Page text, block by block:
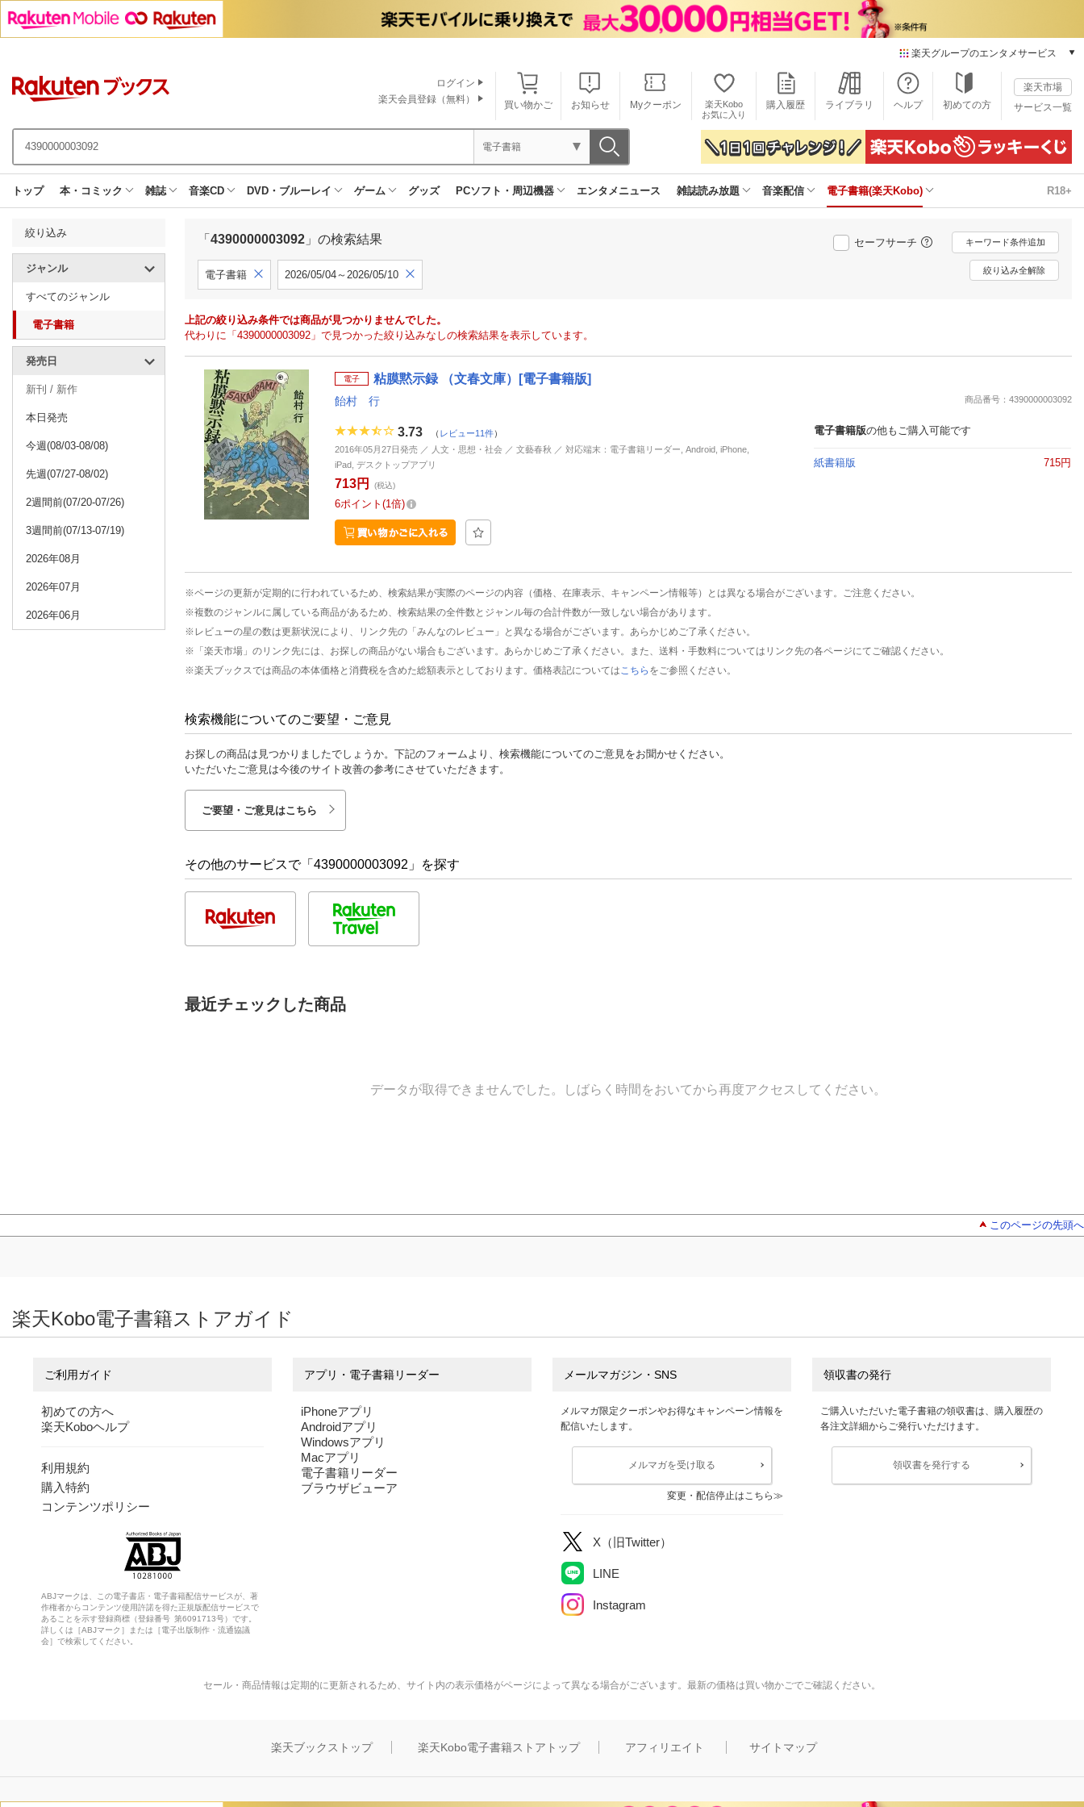
楽天グループのエンタメサービス
本/ゲーム/CD/DVD
楽天ブックス
電子書籍
楽天Kobo
雑誌読み放題
楽天ミュージック
動画配信
楽天TV
動画配信ガイド
推し楽
買い物かご お知らせ Myクーポン
楽天Kobo
お気に入り
購入履歴 ライブラリ ヘルプ 初めての方
楽天市場
サービス一覧
ログイン
楽天会員登録（無料）
電子書籍
トップ 本・コミック 雑誌 音楽CD DVD・ブルーレイ ゲーム グッズ PCソフト・周辺機器 エンタメニュース 雑誌読み放題 音楽配信 電子書籍(楽天Kobo) R18+
絞り込み
ジャンル
すべてのジャンル
電子書籍
発売日
新刊 / 新作
本日発売
今週(08/03-08/08)
先週(07/27-08/02)
2週間前(07/20-07/26)
3週間前(07/13-07/19)
2026年08月
2026年07月
2026年06月
「 4390000003092 」の検索結果 セーフサーチ キーワード条件追加
電子書籍 2026/05/04～2026/05/10 絞り込み全解除
上記の絞り込み条件では商品が見つかりませんでした。
代わりに「4390000003092」で見つかった絞り込みなしの検索結果を表示しています。
電子 粘膜黙示録 （文春文庫）[電子書籍版]
飴村 行 商品番号：4390000003092
3.73 （ レビュー11件）
2016年05月27日発売 ／ 人文・思想・社会 ／ 文藝春秋 ／ 対応端末：電子書籍リーダー, Android, iPhone,
iPad, デスクトップアプリ
713円 (税込)
6ポイント 1倍
電子書籍版の他もご購入可能です
紙書籍版 715円
※ページの更新が定期的に行われているため、検索結果が実際のページの内容（価格、在庫表示、キャンペーン情報等）とは異なる場合がございます。ご注意ください。
※複数のジャンルに属している商品があるため、検索結果の全件数とジャンル毎の合計件数が一致しない場合があります。
※レビューの星の数は更新状況により、リンク先の「みんなのレビュー」と異なる場合がございます。あらかじめご了承ください。
※「楽天市場」のリンク先には、お探しの商品がない場合もございます。あらかじめご了承ください。また、送料・手数料についてはリンク先の各ページにてご確認ください。
※楽天ブックスでは商品の本体価格と消費税を含めた総額表示としております。価格表記については こちら をご参照ください。
検索機能についてのご要望・ご意見
お探しの商品は見つかりましたでしょうか。下記のフォームより、検索機能についてのご意見をお聞かせください。
いただいたご意見は今後のサイト改善の参考にさせていただきます。
ご要望・ご意見はこちら
その他のサービスで「4390000003092」を探す
最近チェックした商品
データが取得できませんでした。しばらく時間をおいてから再度アクセスしてください。
このページの先頭へ
楽天Kobo電子書籍ストアガイド
ご利用ガイド
初めての方へ
楽天Koboヘルプ
利用規約
購入特約
コンテンツポリシー
ABJマークは、この電子書店・電子書籍配信サービスが、著
作権者からコンテンツ使用許諾を得た正規版配信サービスで
あることを示す登録商標（登録番号 第6091713号）です。
詳しくは［ABJマーク］または［電子出版制作・流通協議
会］で検索してください。
アプリ・電子書籍リーダー
iPhoneアプリ
Androidアプリ
Windowsアプリ
Macアプリ
電子書籍リーダー
ブラウザビューア
メールマガジン・SNS
メルマガ限定クーポンやお得なキャンペーン情報を
配信いたします。
メルマガを受け取る
変更・配信停止はこちら
X（旧Twitter）
LINE
Instagram
領収書の発行
ご購入いただいた電子書籍の領収書は、購入履歴の
各注文詳細からご発行いただけます。
領収書を発行する
セール・商品情報は定期的に更新されるため、サイト内の表示価格がページによって異なる場合がございます。最新の価格は買い物かごでご確認ください。
楽天ブックストップ 楽天Kobo電子書籍ストアトップ アフィリエイト サイトマップ